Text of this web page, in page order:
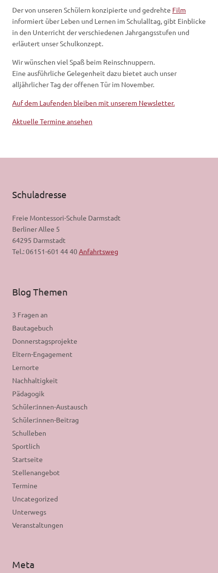
Der von unseren Schülern konzipierte und gedrehte Film
informiert über Leben und Lernen im Schulalltag, gibt Einblicke
in den Unterricht der verschiedenen Jahrgangsstufen und
erläutert unser Schulkonzept.
Wir wünschen viel Spaß beim Reinschnuppern.
Eine ausführliche Gelegenheit dazu bietet auch unser
alljährlicher Tag der offenen Tür im November.
Auf dem Laufenden bleiben mit unserem Newsletter.
Aktuelle Termine ansehen
Schuladresse
Freie Montessori-Schule Darmstadt
Berliner Allee 5
64295 Darmstadt
Tel.: 06151-601 44 40Anfahrtsweg
Blog Themen
3 Fragen an
Bautagebuch
Donnerstagsprojekte
Eltern-Engagement
Lernorte
Nachhaltigkeit
Pädagogik
Schüler:innen-Austausch
Schüler:innen-Beitrag
Schulleben
Sportlich
Startseite
Stellenangebot
Termine
Uncategorized
Unterwegs
Veranstaltungen
Meta